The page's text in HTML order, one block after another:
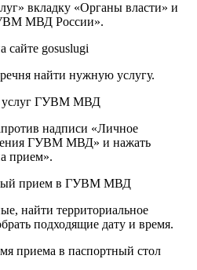
вкладку «Органы власти» и
МВД России».
найти нужную услугу.
надписи «Личное
ГУВМ МВД» и нажать
прием».
найти территориальное
подходящие дату и время.